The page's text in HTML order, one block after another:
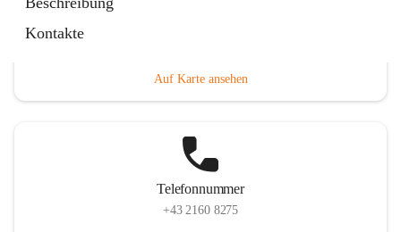
Kontakte
Auf Karte ansehen
Telefonnummer
+43 2160 8275